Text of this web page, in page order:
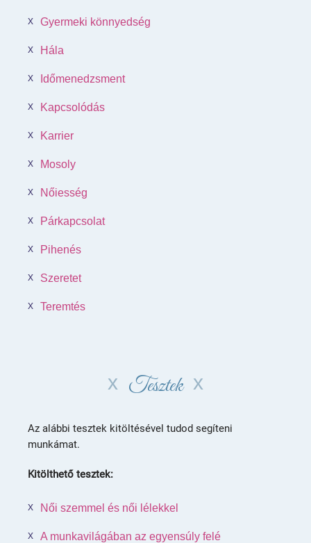
Gyermeki könnyedség
Hála
Időmenedzsment
Kapcsolódás
Karrier
Mosoly
Nőiesség
Párkapcsolat
Pihenés
Szeretet
Teremtés
Tesztek
Az alábbi tesztek kitöltésével tudod segíteni
munkámat.
Kitölthető tesztek:
Női szemmel és női lélekkel
A munkavilágában az egyensúly felé